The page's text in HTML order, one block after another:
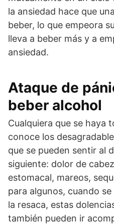
la ansiedad hace que
beber, lo que empeora
lleva a beber más y a
ansiedad.
Ataque de
beber alcohol
Cualquiera que se haya
conoce los
que se pueden sentir al
siguiente: dolor de
estomacal, mareos,
para algunos, cuando
la resaca, estas
también pueden ir